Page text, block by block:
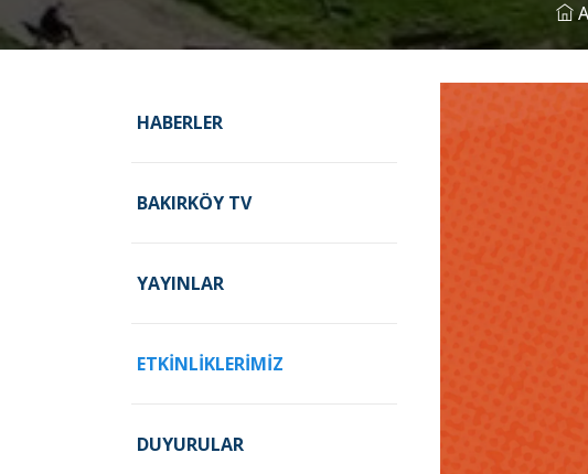
HABERLER
BAKIRKÖY TV
YAYINLAR
ETKINLIKLERIMIZ
DUYURULAR